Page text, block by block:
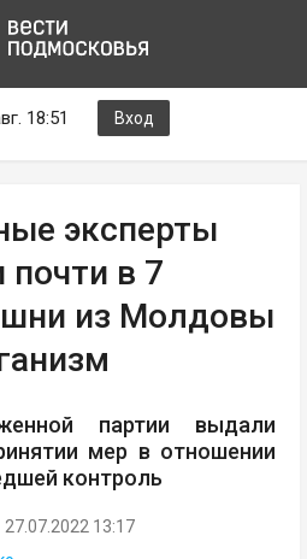
18:51 Вход
эксперты
в 7
из Молдовы
партии выдали
мер в отношении
контроль
27.07.2022 13:17